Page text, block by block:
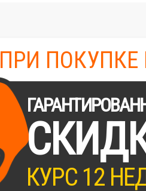
ПРИ ПОКУПКЕ
КУРС 12